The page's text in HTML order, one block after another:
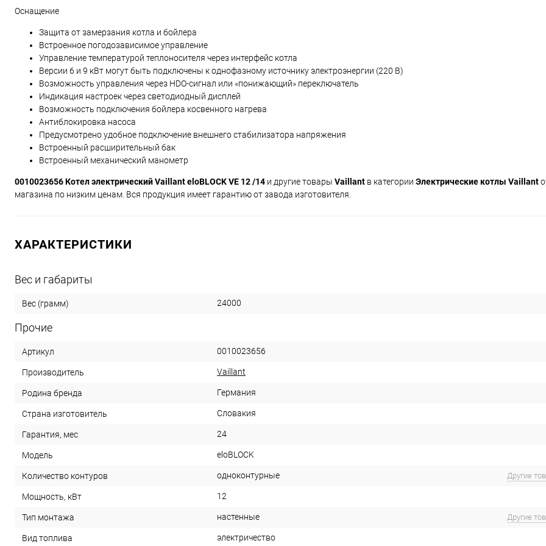
Оснащение
Защита от замерзания котла и бойлера
Встроенное погодозависимое управление
Управление температурой теплоносителя через интерфейс котла
Версии 6 и 9 кВт могут быть подключены к однофазному источнику электроэнергии (220 В)
Возможность управления через HDO-сигнал или «понижающий» переключатель
Индикация настроек через светодиодный дисплей
Возможность подключения бойлера косвенного нагрева
Антиблокировка насоса
Предусмотрено удобное подключение внешнего стабилизатора напряжения
Встроенный расширительный бак
Встроенный механический манометр
0010023656 Котел электрический Vaillant eloBLOCK VE 12 /14 и другие товары Vaillant в категории Электрические котлы Vaillant
магазина по низким ценам. Вся продукция имеет гарантию от завода изготовителя.
ХАРАКТЕРИСТИКИ
Вес и габариты
Вес (грамм) 24000
Прочие
Артикул 0010023656
Производитель Vaillant
Родина бренда Германия
Страна изготовитель Словакия
Гарантия, мес 24
Модель eloBLOCK
Количество контуров одноконтурные Другие
Мощность, кВт 12
Тип монтажа настенные Другие
Вид топлива электричество